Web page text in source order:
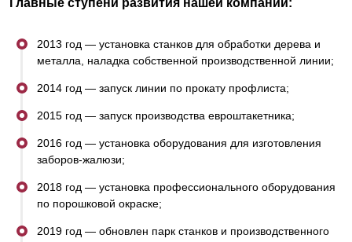
Новейшие разработки используемые при
создании всех типов товаров, постоянный
контроль качества готовых изделий, позволяет
Главные ступени развития нашей компании:
2013 год — установка станков для обработки дерева и
металла, наладка собственной производственной линии;
2014 год — запуск линии по прокату профлиста;
2015 год — запуск производства евроштакетника;
2016 год — установка оборудования для изготовления
заборов-жалюзи;
2018 год — установка профессионального оборудования
по порошковой окраске;
2019 год — обновлен парк станков и производственного